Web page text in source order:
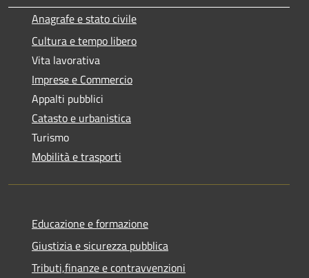
Anagrafe e stato civile
Cultura e tempo libero
Vita lavorativa
Imprese e Commercio
Appalti pubblici
Catasto e urbanistica
Turismo
Mobilità e trasporti
Educazione e formazione
Giustizia e sicurezza pubblica
Tributi,finanze e contravvenzioni